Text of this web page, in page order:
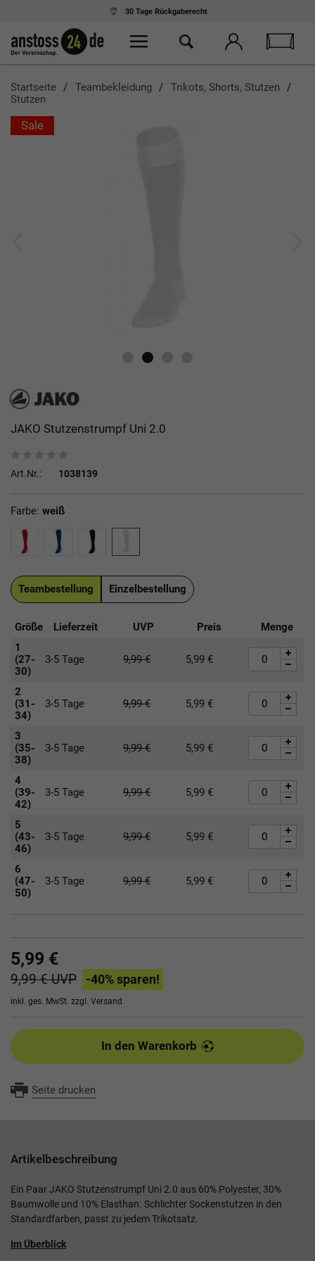
30 Tage Rückgaberecht
Startseite Teambekleidung
Trikots, Shorts, Stutzen
Stutzen
Sale
JAKO Stutzenstrumpf Uni 2.0
Art.Nr.: 1038139
Farbe: weiß
Teambestellung Einzelbestellung
Größe Lieferzeit UVP Preis
Menge
1
(27-
30)
3-5 Tage 9,99€ 5,99 €
2
(31-
34)
3-5 Tage 9,99€ 5,99 €
3
(35-
38)
3-5 Tage 9,99€ 5,99 €
4
(39-
42)
3-5 Tage 9,99€ 5,99 €
5
(43-
46)
3-5 Tage 9,99€ 5,99 €
6
(47-
50)
3-5 Tage 9,99€ 5,99 €
5,99 €
9,99 €UVP -40% sparen!
inkl. ges. MwSt. zzgl. Versand
In den Warenkorb
Seite drucken
Artikelbeschreibung
Ein Paar JAKO Stutzenstrumpf Uni 2.0 aus 60% Polyester, 30%
Baumwolle und 10% Elasthan. Schlichter Sockenstutzen in den
Standardfarben, passt zu jedem Trikotsatz.
Im Überblick